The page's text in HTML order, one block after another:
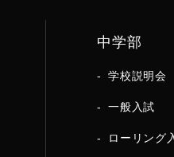
中学部
学校説明会
一般入試
ローリング